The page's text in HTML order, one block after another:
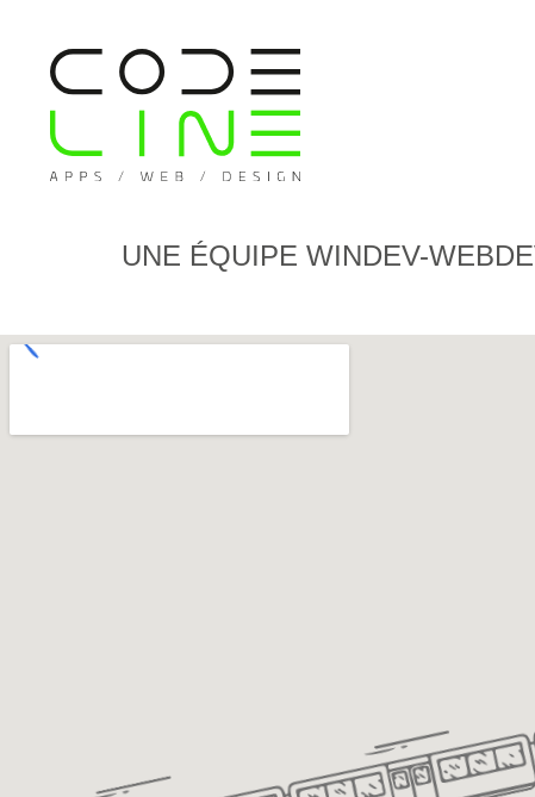
UNE ÉQUIPE WINDEV-